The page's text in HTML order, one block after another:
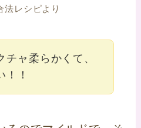
法レシピより
チャ柔らかくて、
！！